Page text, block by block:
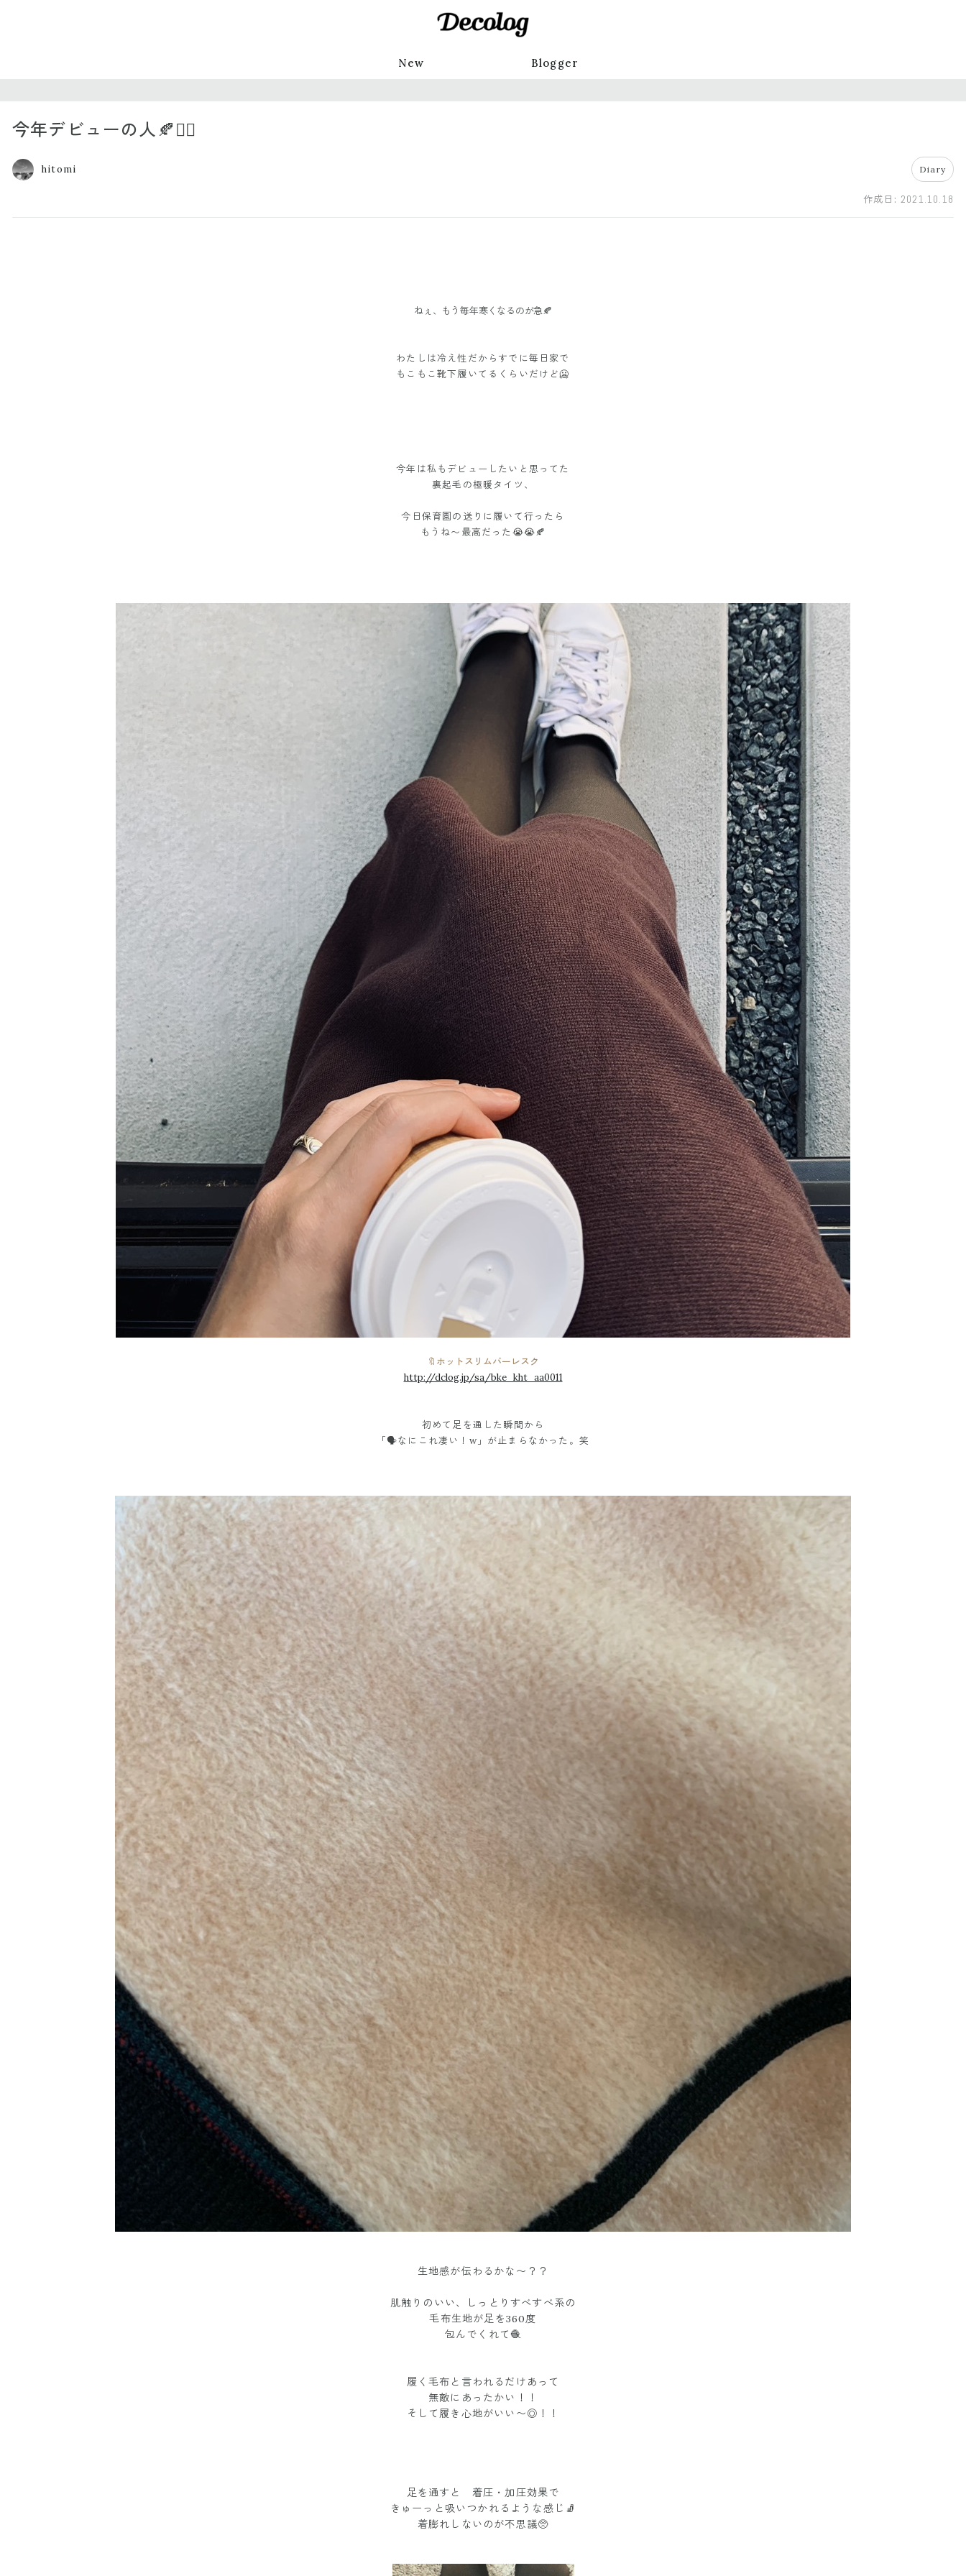
New Blogger
今年デビューの人🍂❤️‍🔥
hitomi Diary
作成日: 2021.10.18
ねぇ、もう毎年寒くなるのが急🍂
わたしは冷え性だからすでに毎日家で
もこもこ靴下履いてるくらいだけど🥶
今年は私もデビューしたいと思ってた
裏起毛の極暖タイツ、
今日保育園の送りに履いて行ったら
もうね〜最高だった😭😭🍂
🔖ホットスリムバーレスク
http://dclog.jp/sa/bke_kht_aa0011
初めて足を通した瞬間から
「🗣なにこれ凄い！w」が止まらなかった。笑
生地感が伝わるかな〜？？
肌触りのいい、しっとりすべすべ系の
毛布生地が足を360度
包んでくれて🧶
履く毛布と言われるだけあって
無敵にあったかい！！
そして履き心地がいい〜◎！！
足を通すと 着圧・加圧効果で
きゅーっと吸いつかれるような感じ🧦
着膨れしないのが不思議🥺